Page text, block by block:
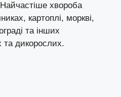
хвороба
картоплі, моркві,
та інших
та дикорослих.